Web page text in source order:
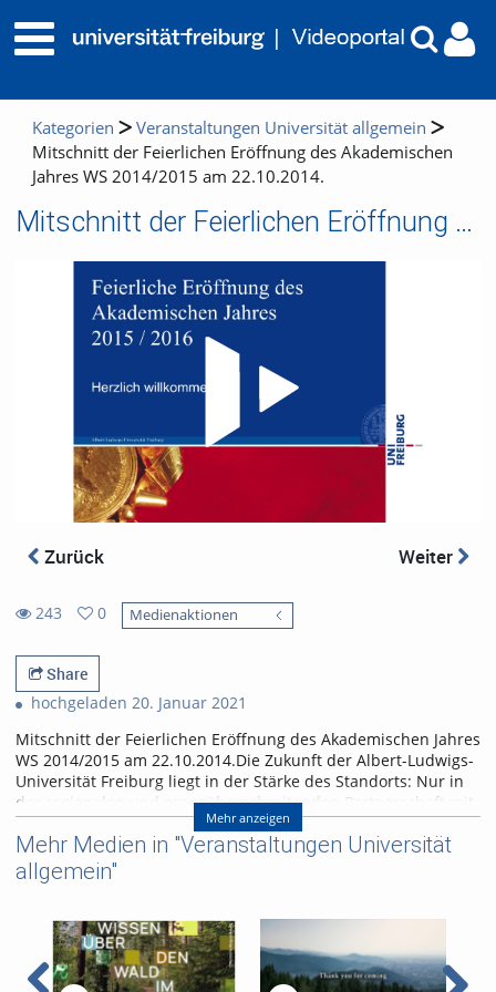
Kategorien
Veranstaltungen Universität allgemein
Mitschnitt der Feierlichen Eröffnung des Akademischen
Jahres WS 2014/2015 am 22.10.2014.
Mitschnitt der Feierlichen Eröffnung des Akademischen Jahres WS 2014/2015 am 22.10.2014.
Zurück Weiter
243
views
0
favorites
Medienaktionen
Share
hochgeladen 20. Januar 2021
Mitschnitt der Feierlichen Eröffnung des Akademischen Jahres
WS 2014/2015 am 22.10.2014.Die Zukunft der Albert-Ludwigs-
Universität Freiburg liegt in der Stärke des Standorts: Nur in
der regionalen und grenzüberschreitenden Partnerschaft mit
den Wissenschaftseinrichtungen Südbadens und der Region
am Oberrhein wird die Universität ihre Potenziale voll
ausschöpfen können. Mit dieser Botschaft hat Rektor Prof. Dr.
Dr. Hans-Jochen Schiewer das akademische Jahr 2014/15
Universität erweitern, damit wir unsere Wettbewerbssituation
auf nationaler und internationaler Ebene verbessern
können."Auf dem Programm des Festakts standen neben dem
Mehr anzeigen
Mehr Medien in "Veranstaltungen Universität
allgemein"